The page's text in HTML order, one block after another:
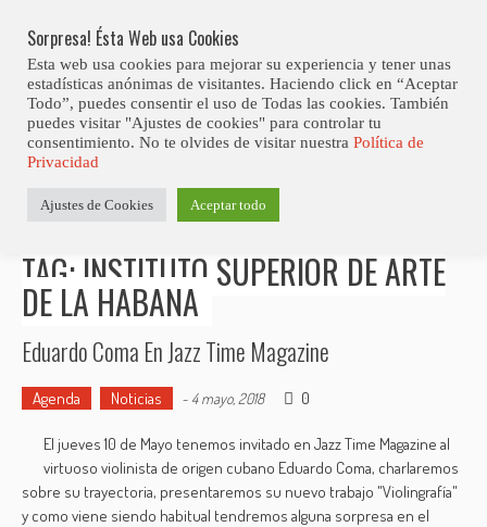
content
Estás aquí
Posts tagged "Instituto Superior de Arte de La
Habana"
TAG: INSTITUTO SUPERIOR DE ARTE
DE LA HABANA
Eduardo Coma En Jazz Time Magazine
Agenda Noticias - 4 mayo, 2018 0
El jueves 10 de Mayo tenemos invitado en Jazz Time Magazine al
virtuoso violinista de origen cubano Eduardo Coma, charlaremos
sobre su trayectoria, presentaremos su nuevo trabajo "Violingrafía"
y como viene siendo habitual tendremos alguna sorpresa en el
Sorpresa! Ésta Web usa Cookies
Esta web usa cookies para mejorar su experiencia y tener unas
estadísticas anónimas de visitantes. Haciendo click en “Aceptar
Todo”, puedes consentir el uso de Todas las cookies. También
puedes visitar "Ajustes de cookies" para controlar tu
consentimiento. No te olvides de visitar nuestra Política de
Privacidad
Ajustes de Cookies Aceptar todo